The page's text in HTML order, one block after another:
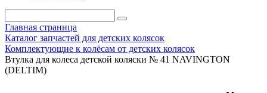
Главная страница
Каталог запчастей для детских колясок
Комплектующие к колёсам от детских колясок
Втулка для колеса детской коляски № 41 NAVINGTON
(DELTIM)